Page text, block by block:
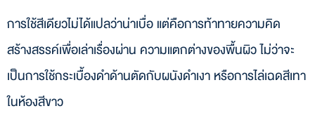
การใช้สีเดียวไม่ได้แปลว่าน่าเบื่อ แต่คือการท้าทายความคิด
สร้างสรรค์เพื่อเล่าเรื่องผ่าน ความแตกต่างของพื้นผิว ไม่ว่าจะ
เป็นการใช้กระเบื้องดำด้านตัดกับผนังดำเงา หรือการไล่เฉดสีเทา
ในห้องสีขาว